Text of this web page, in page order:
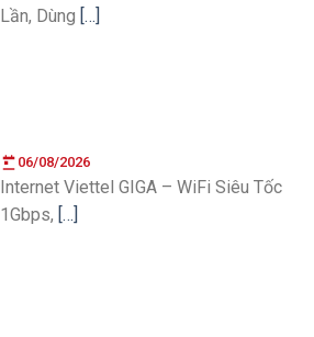
Lần, Dùng […]
06/08/2026
Internet Viettel GIGA – WiFi Siêu Tốc
1Gbps, […]